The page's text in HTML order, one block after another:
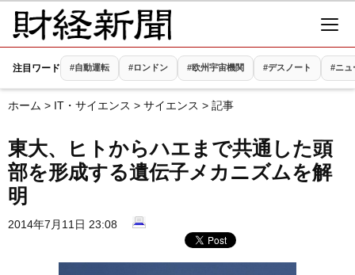
注目ワード #自動運転 #ロンドン #欧州宇宙機関 #デスノート #ニュ
ホーム > IT・サイエンス > サイエンス > 記事
東大、ヒトからハエまで共通した頭
部を形成する遺伝子メカニズムを解
明
2014年7月11日 23:08